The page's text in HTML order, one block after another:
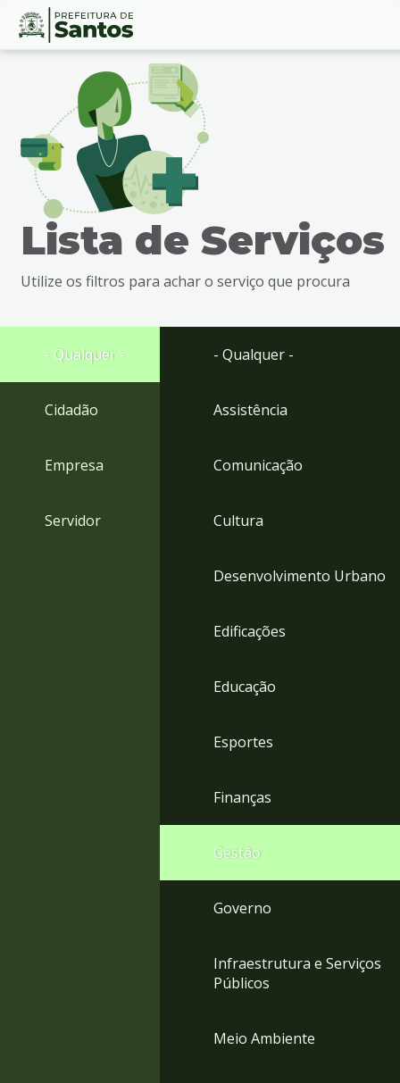
Ir
busca
Ir
rodapé
Conteúdo
Lista de Serviços
Utilize os filtros para achar o serviço que procura
- Qualquer -
Cidadão
Empresa
Servidor
- Qualquer -
Assistência
Comunicação
Cultura
Desenvolvimento Urbano
Edificações
Educação
Esportes
Finanças
Gestão
Governo
Infraestrutura e Serviços
Públicos
Meio Ambiente